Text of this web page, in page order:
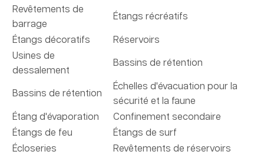
Revêtements de
barrage
Étangs récréatifs
Étangs décoratifs
Réservoirs
Usines de
dessalement
Bassins de rétention
Bassins de rétention
Échelles d'évacuation pour la
sécurité et la faune
Étang d'évaporation
Confinement secondaire
Étangs de feu
Étangs de surf
Écloseries
Revêtements de réservoirs